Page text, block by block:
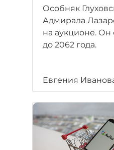
Особняк
Адмирала
на аукционе. Он
до 2062 года.
Евгения